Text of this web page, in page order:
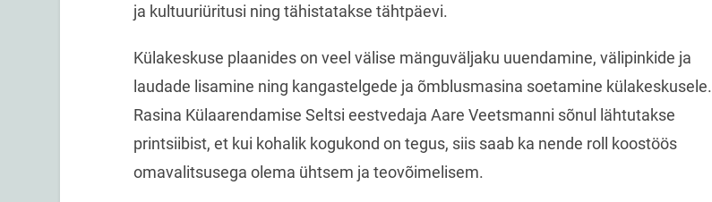
ja kultuuriüritusi ning tähistatakse tähtpäevi.
Külakeskuse plaanides on veel välise mänguväljaku uuendamine, välipinkide ja
laudade lisamine ning kangastelgede ja õmblusmasina soetamine külakeskusele.
Rasina Külaarendamise Seltsi eestvedaja Aare Veetsmanni sõnul lähtutakse
printsiibist, et kui kohalik kogukond on tegus, siis saab ka nende roll koostöös
omavalitsusega olema ühtsem ja teovõimelisem.